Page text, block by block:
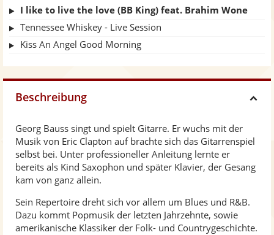
I like to live the love (BB King) feat. Brahim Wone
Tennessee Whiskey - Live Session
Kiss An Angel Good Morning
Beschreibung
Georg Bauss singt und spielt Gitarre. Er wuchs mit der
Musik von Eric Clapton auf brachte sich das Gitarrenspiel
selbst bei. Unter professioneller Anleitung lernte er
bereits als Kind Saxophon und später Klavier, der Gesang
kam von ganz allein.
Sein Repertoire dreht sich vor allem um Blues und R&B.
Dazu kommt Popmusik der letzten Jahrzehnte, sowie
amerikanische Klassiker der Folk- und Countrygeschichte.